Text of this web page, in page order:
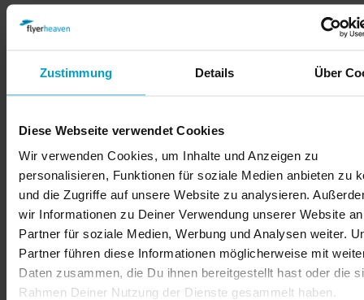
Zustimmung Details Über
Diese Webseite verwendet Cookies
Wir verwenden Cookies, um Inhalte und Anzeigen zu
personalisieren, Funktionen für soziale Medien anbieten zu
und die Zugriffe auf unsere Website zu analysieren.
wir Informationen zu Deiner Verwendung unserer Website
Partner für soziale Medien, Werbung und Analysen weiter.
Partner führen diese Informationen möglicherweise mit
Daten zusammen, die Du ihnen bereitgestellt hast oder die
Rahmen Deiner Nutzung der Dienste gesammelt haben.
lohnt es sich, Deine Postkarten professionell
nicht nur beste Druckqualität, sondern auf Wunsch
auch Unterstützung bei der Gestaltung – durch
Welche Formate gibt es für
Postkarten?
Wenn Du Postkarten bestellen möchtest, hast Du im
ersten Moment die Qual der Wahl, denn die
Auswahl an Formaten ist groß. Für nahezu jeden
Einsatzbereich findest Du bei uns das passende
Produkt. Hier ein paar Beispiele aus unserer